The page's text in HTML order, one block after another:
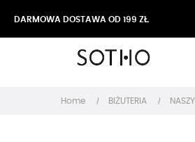
DARMOWA DOSTAWA OD 199 ZŁ
Home BIŻUTERIA